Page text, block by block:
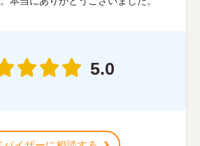
5.0